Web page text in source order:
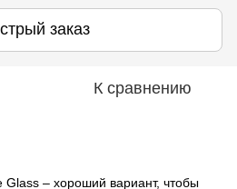
заказ
К сравнению
Glass – хороший вариант, чтобы